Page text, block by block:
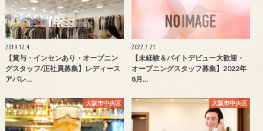
2019.12.4
【賞与・インセンあり・オープニン
グスタッフ/正社員募集】レディース
アパレ…
2022.7.21
【未経験＆バイトデビュー大歓迎・
オープニングスタッフ募集】2022年
8月…
大阪市中央区 大阪市中央区